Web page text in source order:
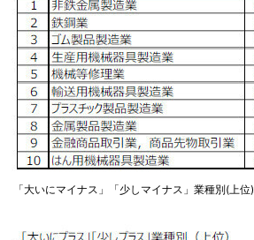
「大いにマイナス」「少しマイナス」業種別(上位)